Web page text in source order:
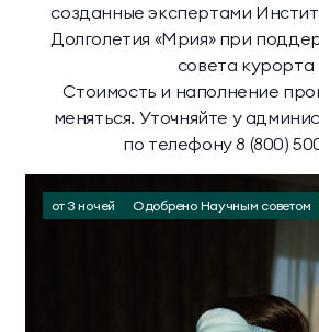
созданные экспертами
Долголетия «Мрия» при
совета курорта
Стоимость и наполнение
меняться. Уточняйте у
по телефону 8 (800)
от 3 ночей Одобрено Научным советом